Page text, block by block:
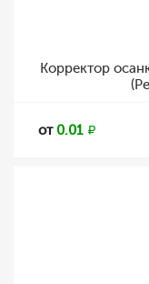
Корректор
от 0.01